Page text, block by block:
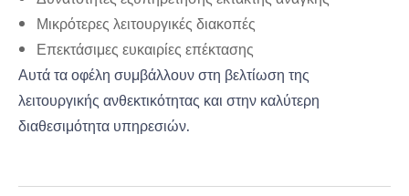
Μικρότερες λειτουργικές διακοπές
Επεκτάσιμες ευκαιρίες επέκτασης
Αυτά τα οφέλη συμβάλλουν στη βελτίωση της
λειτουργικής ανθεκτικότητας και στην καλύτερη
διαθεσιμότητα υπηρεσιών.